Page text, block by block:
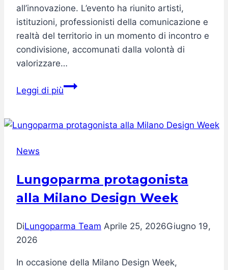
all’innovazione. L’evento ha riunito artisti,
istituzioni, professionisti della comunicazione e
realtà del territorio in un momento di incontro e
condivisione, accomunati dalla volontà di
valorizzare…
Leggi di piùLungoparma
360
Contemporanea
News
Lungoparma protagonista
alla Milano Design Week
DiLungoparma Team Aprile 25, 2026Giugno 19,
2026
In occasione della Milano Design Week,